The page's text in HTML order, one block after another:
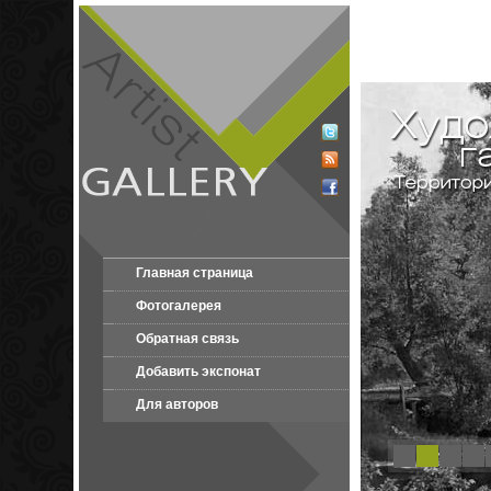
Главная страница
Фотогалерея
Обратная связь
Добавить экспонат
Для авторов